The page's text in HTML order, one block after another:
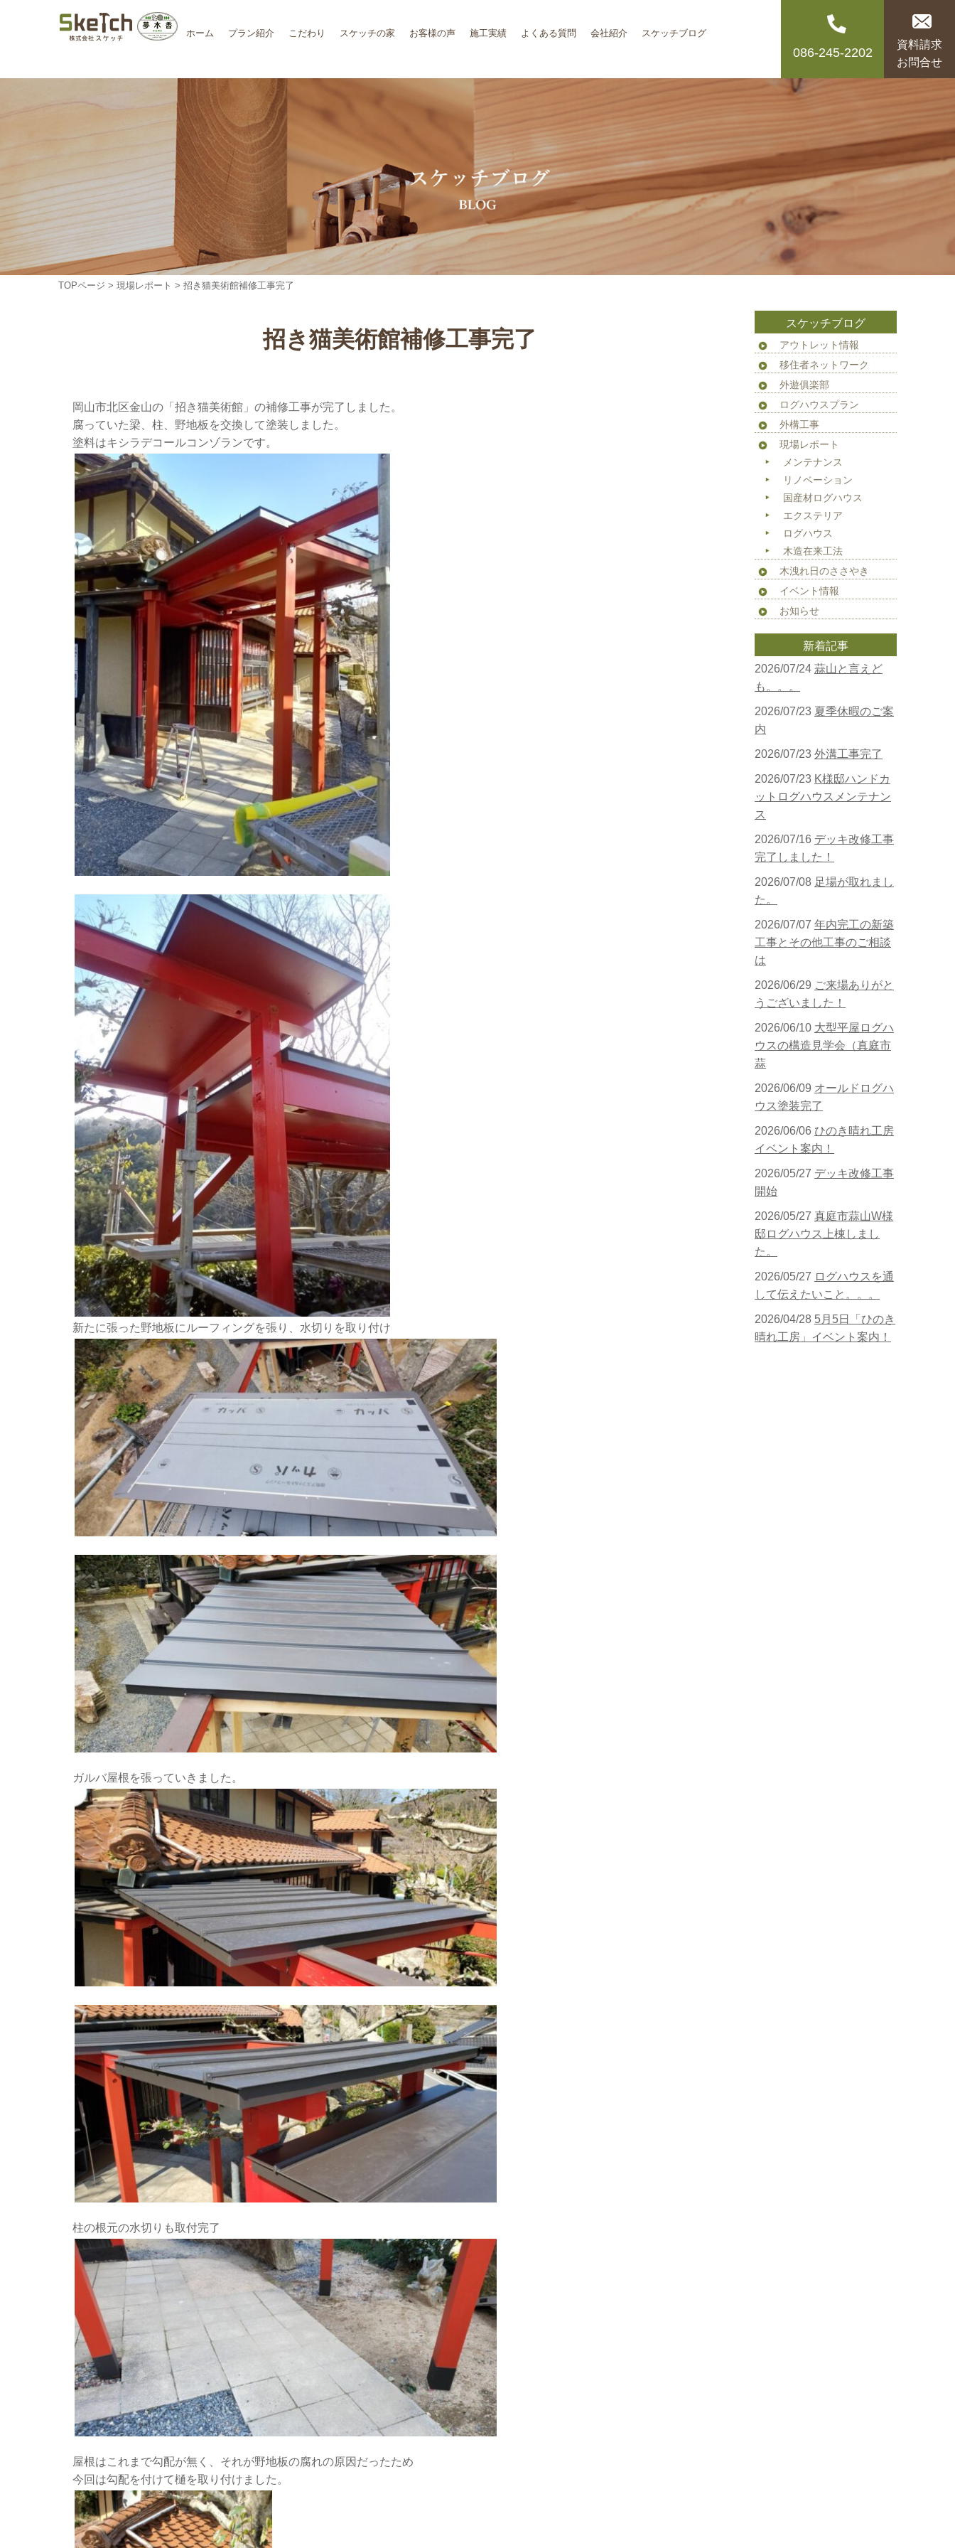
ホーム プラン紹介 こだわり スケッチの家 お客様の声 施工実績 よくある質問 会社紹介 スケッチブログ
086-245-2202
資料請求
お問合せ
TOPページ > 現場レポート > 招き猫美術館補修工事完了
招き猫美術館補修工事完了
岡山市北区金山の「招き猫美術館」の補修工事が完了しました。
腐っていた梁、柱、野地板を交換して塗装しました。
塗料はキシラデコールコンゾランです。
新たに張った野地板にルーフィングを張り、水切りを取り付け
ガルバ屋根を張っていきました。
柱の根元の水切りも取付完了
屋根はこれまで勾配が無く、それが野地板の腐れの原因だったため
今回は勾配を付けて樋を取り付けました。
スケッチブログ
アウトレット情報
移住者ネットワーク
外遊俱楽部
ログハウスプラン
外構工事
現場レポート
メンテナンス
リノベーション
国産材ログハウス
エクステリア
ログハウス
木造在来工法
木洩れ日のささやき
イベント情報
お知らせ
新着記事
2026/07/24 蒜山と言えど
も。。。
2026/07/23 夏季休暇のご案
内
2026/07/23 外溝工事完了
2026/07/23 K様邸ハンドカ
ットログハウスメンテナン
ス
2026/07/16 デッキ改修工事
完了しました！
2026/07/08 足場が取れまし
た。
2026/07/07 年内完工の新築
工事とその他工事のご相談
は
2026/06/29 ご来場ありがと
うございました！
2026/06/10 大型平屋ログハ
ウスの構造見学会（真庭市
蒜
2026/06/09 オールドログハ
ウス塗装完了
2026/06/06 ひのき晴れ工房
イベント案内！
2026/05/27 デッキ改修工事
開始
2026/05/27 真庭市蒜山W様
邸ログハウス上棟しまし
た。
2026/05/27 ログハウスを通
して伝えたいこと。。。
2026/04/28 5月5日「ひのき
晴れ工房」イベント案内！